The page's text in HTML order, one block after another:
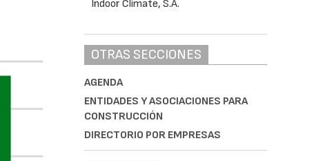
OTRAS SECCIONES
AGENDA
ENTIDADES Y ASOCIACIONES PARA
CONSTRUCCIÓN
DIRECTORIO POR EMPRESAS